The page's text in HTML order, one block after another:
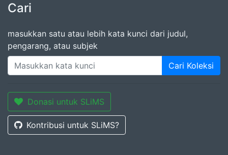
Cari
masukkan satu atau lebih kata kunci dari judul,
pengarang, atau subjek
Cari Koleksi
Donasi untuk SLiMS
Kontribusi untuk SLiMS?